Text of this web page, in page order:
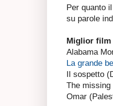
Per quanto
su parole
Miglior film
Alabama
La grande
Il sospetto
The missing
Omar